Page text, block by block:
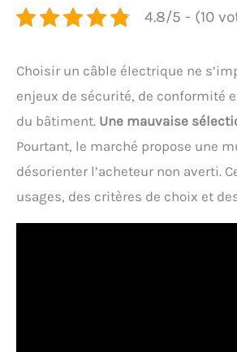
4.8/5 - (10
Choisir un câble électrique ne
enjeux de sécurité, de conformité
du bâtiment. Une mauvaise
Pourtant, le marché propose une
désorienter l’acheteur non averti.
usages, des critères de choix et